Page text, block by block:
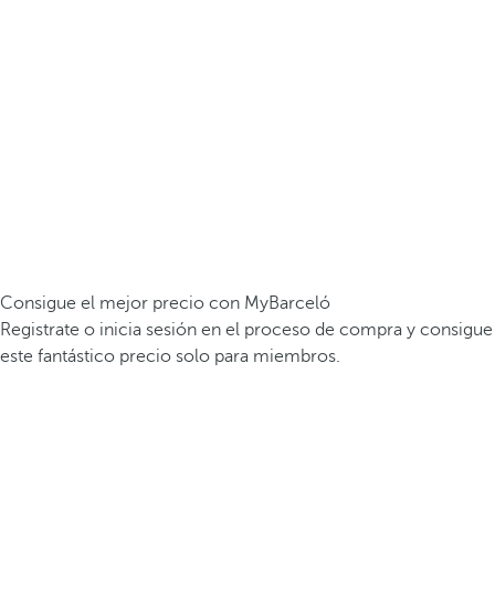
Consigue el mejor precio con MyBarceló
Registrate o inicia sesión en el proceso de compra y consigue
este fantástico precio solo para miembros.